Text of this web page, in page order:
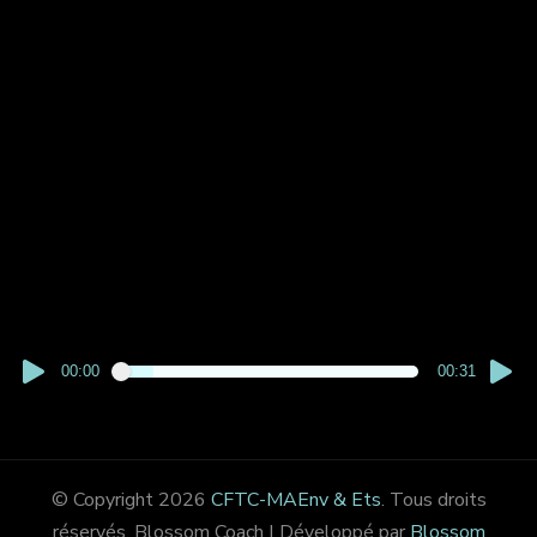
00:00 00:31
© Copyright 2026 CFTC-MAEnv & Ets. Tous droits
réservés. Blossom Coach | Développé par Blossom